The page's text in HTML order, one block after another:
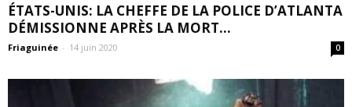
ÉTATS-UNIS: LA CHEFFE DE LA POLICE D’ATLANTA
DÉMISSIONNE APRÈS LA MORT...
Friaguinée - 14 juin 2020 0